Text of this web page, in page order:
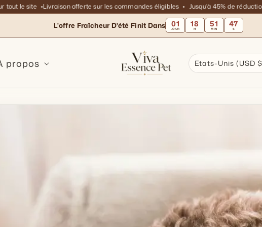
site Livraison offerte sur les commandes éligibles Jusqu’à 45% de réduction sur
L'offre Fraîcheur D'été Finit Dans 01
JOUR 18
H 51
MIN 45
S
propos États-Unis (USD